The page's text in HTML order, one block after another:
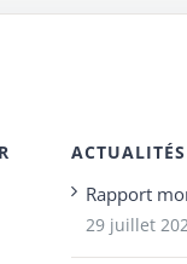
ACTUALITÉS
Rapport
29 juillet